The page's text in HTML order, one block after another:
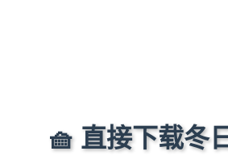
🧺 直接下载冬